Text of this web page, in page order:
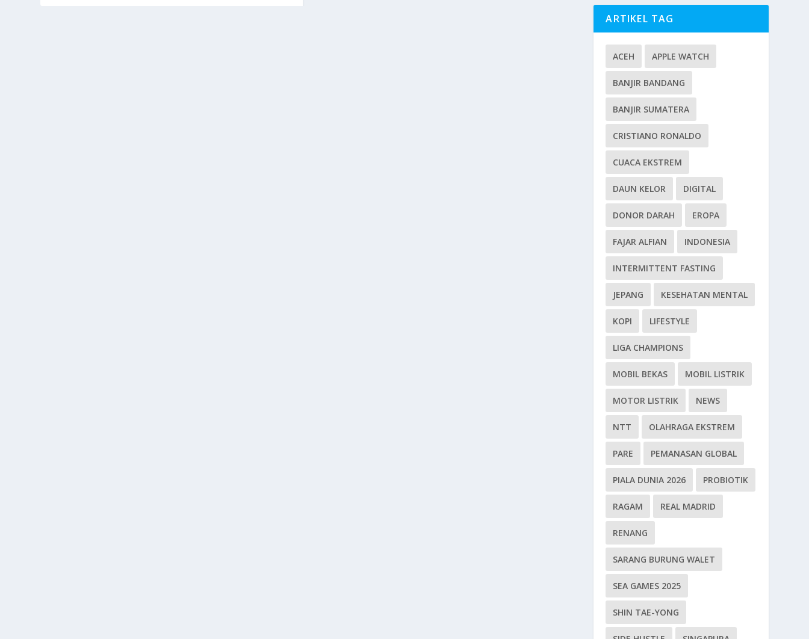
ARTIKEL TAG
ACEH APPLE WATCH
BANJIR BANDANG
BANJIR SUMATERA
CRISTIANO RONALDO
CUACA EKSTREM
DAUN KELOR DIGITAL
DONOR DARAH EROPA
FAJAR ALFIAN INDONESIA
INTERMITTENT FASTING
JEPANG KESEHATAN MENTAL
KOPI LIFESTYLE
LIGA CHAMPIONS
MOBIL BEKAS MOBIL LISTRIK
MOTOR LISTRIK NEWS
NTT OLAHRAGA EKSTREM
PARE PEMANASAN GLOBAL
PIALA DUNIA 2026 PROBIOTIK
RAGAM REAL MADRID
RENANG
SARANG BURUNG WALET
SEA GAMES 2025
SHIN TAE-YONG